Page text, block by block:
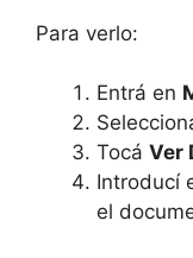
Para verlo:
Entrá en
Tocá Ver
Introducí
el